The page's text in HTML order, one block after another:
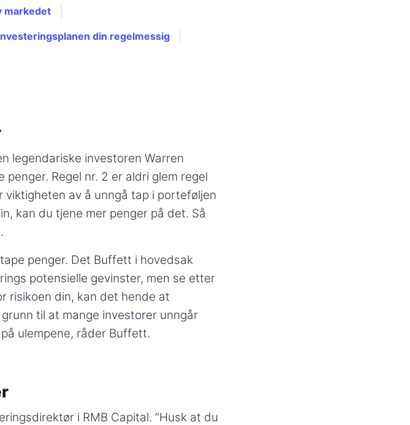
markedet
din regelmessig
legendariske investoren Warren
penger. Regel nr. 2 er aldri glem regel
viktigheten av å unngå tap i porteføljen
kan du tjene mer penger på det. Så
penger. Det Buffett i hovedsak
potensielle gevinster, men se etter
risikoen din, kan det hende at
til at mange investorer unngår
ulempene, råder Buffett.
i RMB Capital. “Husk at du